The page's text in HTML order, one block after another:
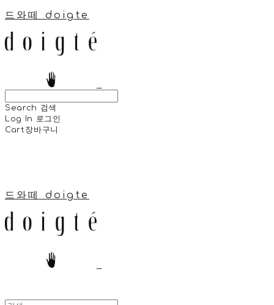
드와떼 doigte
Search 검색
Log In 로그인
Cart 장바구니
드와떼 doigte